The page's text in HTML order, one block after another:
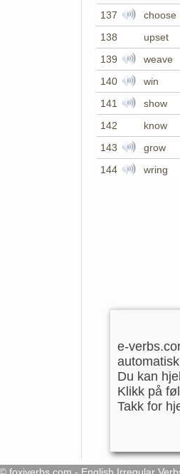
137
choose
138
upset
139
weave
140
win
141
show
142
know
143
grow
144
wring
e-
Du kan
Klikk på
Takk for